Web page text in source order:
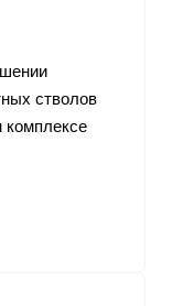
стволов
комплексе